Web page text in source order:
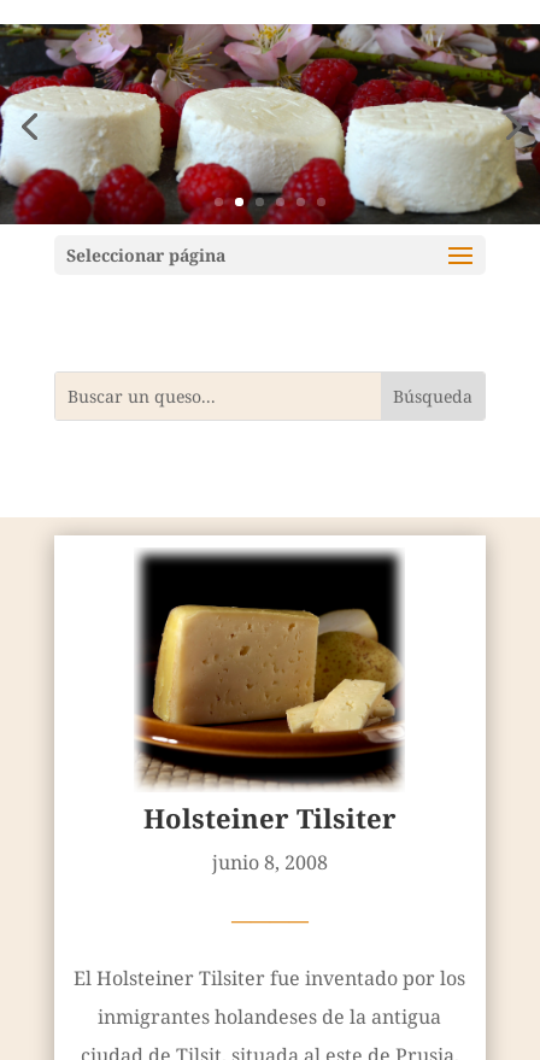
Mundoquesos
Seleccionar página
Holsteiner Tilsiter
junio 8, 2008
————
El Holsteiner Tilsiter fue inventado por los
inmigrantes holandeses de la antigua